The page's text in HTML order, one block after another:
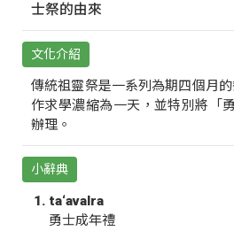
士祭的由來
文化介紹
傳統祖靈祭是一系列為期四個月
作求學濃縮為一天，並特別將「
辦理。
小辭典
ta‘avalra
勇士成年禮